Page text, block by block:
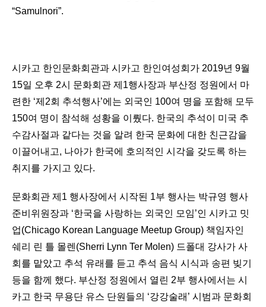
“Samulnori”.
시카고 한인문화회관과 시카고 한인여성회가 2019년 9월
15일 오후 2시 문화회관 제1행사장과 부산정 정원에서 마
련한 ‘제2회 추석행사’에는 외국인 100여 명을 포함해 모두
150여 명이 참석해 성황을 이뤘다. 한국의 추석이 미국 추
수감사절과 같다는 것을 알려 한국 문화에 대한 친근감을
이끌어내고, 나아가 한국에 호의적인 시각을 갖도록 하는
취지를 가지고 있다.
문화회관 제1 행사장에서 시작된 1부 행사는 박규영 행사
준비위원장과 ‘한국을 사랑하는 외국인 모임’인 시카고 밋
업(Chicago Korean Language Meetup Group) 책임자인
쉐리 린 틀 몰렌(Sherri Lynn Ter Molen) 드폴대 강사가 사
회를 맡았고 추석 유래를 듣고 추석 음식 시식과 송편 빚기
등을 함께 했다. 부산정 정원에서 열린 2부 행사에서는 시
카고 한국 무용단 유스 단원들의 ‘강강술래’ 시범과 문화회